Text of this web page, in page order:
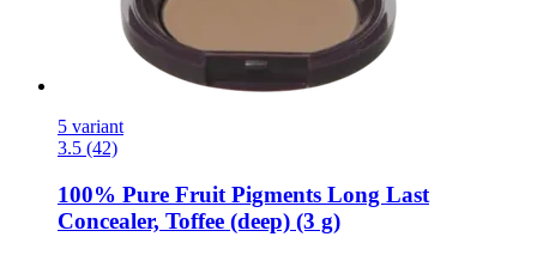
5 variant
3.5 (42)
100% Pure Fruit Pigments Long Last
Concealer, Toffee (deep) (3 g)